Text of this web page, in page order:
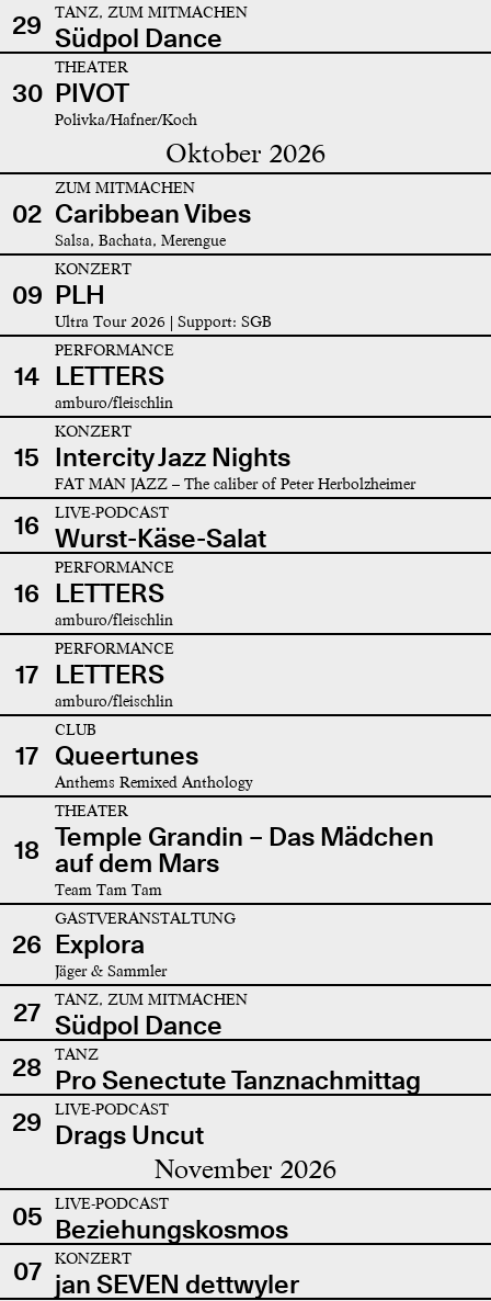
29 TANZ, ZUM MITMACHEN
Südpol Dance
30
THEATER
PIVOT
Polivka/Hafner/Koch
Oktober 2026
02
ZUM MITMACHEN
Caribbean Vibes
Salsa, Bachata, Merengue
09
KONZERT
PLH
Ultra Tour 2026 | Support: SGB
14
PERFORMANCE
LETTERS
amburo/fleischlin
15
KONZERT
Intercity Jazz Nights
FAT MAN JAZZ – The caliber of Peter Herbolzheimer
16 LIVE-PODCAST
Wurst-Käse-Salat
16
PERFORMANCE
LETTERS
amburo/fleischlin
17
PERFORMANCE
LETTERS
amburo/fleischlin
17
CLUB
Queertunes
Anthems Remixed Anthology
18
THEATER
Temple Grandin – Das Mädchen
auf dem Mars
Team Tam Tam
26
GASTVERANSTALTUNG
Explora
Jäger & Sammler
27 TANZ, ZUM MITMACHEN
Südpol Dance
28
TANZ
Pro Senectute Tanznachmittag
29
LIVE-PODCAST
Drags Uncut
November 2026
05 LIVE-PODCAST
Beziehungskosmos
07
KONZERT
jan SEVEN dettwyler